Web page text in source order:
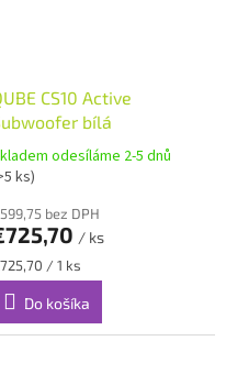
CS10 Active
bílá
odesíláme 2-5 dnů
ks)
bez DPH
/ ks
/ 1 ks
Do košíka